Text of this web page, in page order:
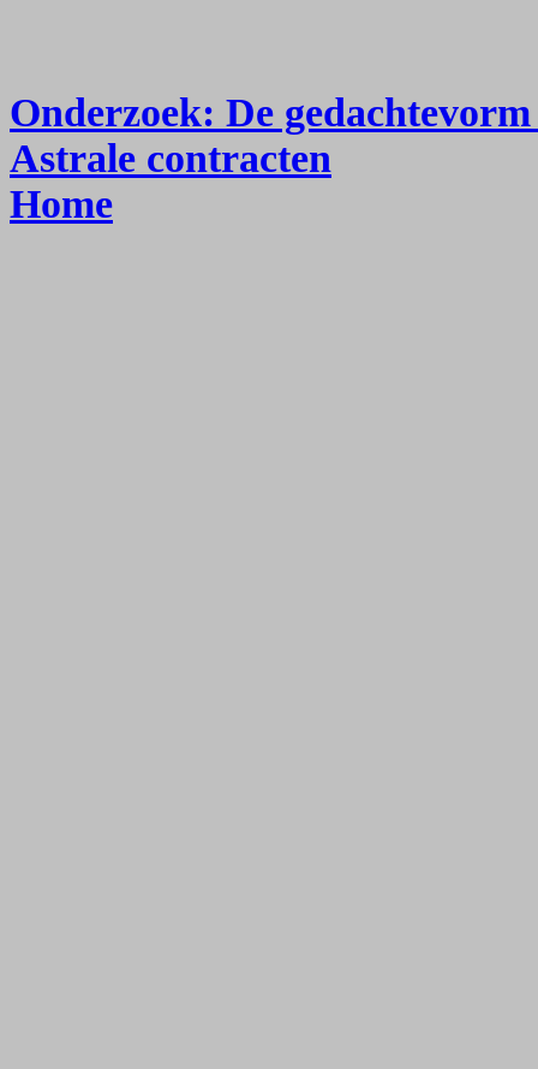
Onderzoek: De
Astrale contracten
Home